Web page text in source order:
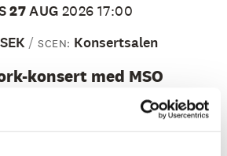
27AUG 2026 17:00
SCEN: Konsertsalen
konsert med MSO
den i konsertsalen med Malmö
och ett glas vin.